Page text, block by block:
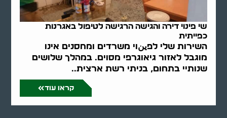
שי פינוי דירה והגישה הרגישה לטיפול באגרנות
כפייתית
השירות שלי לפينוי משרדים ומחסנים אינו
מוגבל לאזור גיאוגרפי מסוים. במהלך שלושים
שנותיי בתחום, בניתי רשת ארצית..
קראו עוד